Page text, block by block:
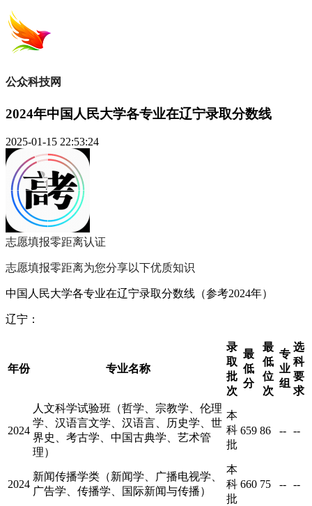
公众科技网
2024年中国人民大学各专业在辽宁录取分数线
2025-01-15 22:53:24
志愿填报零距离认证
志愿填报零距离为您分享以下优质知识
中国人民大学各专业在辽宁录取分数线（参考2024年）
辽宁：
年份 专业名称
录
取
批
次
最
低
分
最
低
位
次
专
业
组
选
科
要
求
2024
人文科学试验班（哲学、宗教学、伦理
学、汉语言文学、汉语言、历史学、世
界史、考古学、中国古典学、艺术管
理）
本
科
批
659 86 -- --
2024
新闻传播学类（新闻学、广播电视学、
广告学、传播学、国际新闻与传播）
本
科
批
660 75 -- --